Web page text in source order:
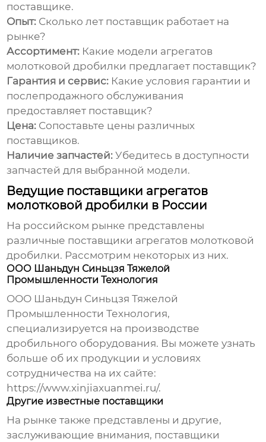
поставщике.
Опыт: Сколько лет поставщик работает на
рынке?
Ассортимент: Какие модели агрегатов
молотковой дробилки предлагает поставщик?
Гарантия и сервис: Какие условия гарантии и
послепродажного обслуживания
предоставляет поставщик?
Цена: Сопоставьте цены различных
поставщиков.
Наличие запчастей: Убедитесь в доступности
запчастей для выбранной модели.
Ведущие поставщики агрегатов
молотковой дробилки в России
На российском рынке представлены
различные поставщики агрегатов молотковой
дробилки. Рассмотрим некоторых из них.
ООО Шаньдун Синьцзя Тяжелой
Промышленности Технология
ООО Шаньдун Синьцзя Тяжелой
Промышленности Технология,
специализируется на производстве
дробильного оборудования. Вы можете узнать
больше об их продукции и условиях
сотрудничества на их сайте:
https://www.xinjiaxuanmei.ru/.
Другие известные поставщики
На рынке также представлены и другие,
заслуживающие внимания, поставщики